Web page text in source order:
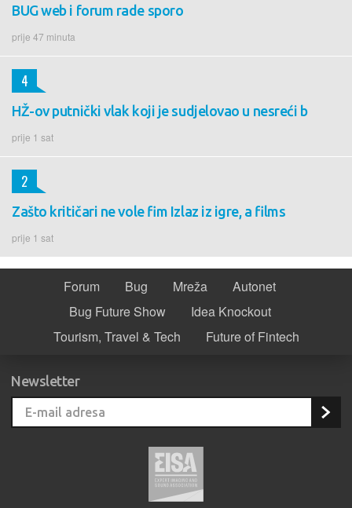
BUG web i forum rade sporo
prije 47 minuta
HŽ-ov putnički vlak koji je sudjelovao u nesreći b
prije 1 sat
4
Zašto kritičari ne vole fim Izlaz iz igre, a films
prije 1 sat
2
Forum Bug Mreža
Autonet
Bug Future Show
Idea Knockout
Tourism, Travel & Tech
Future of Fintech
Newsletter